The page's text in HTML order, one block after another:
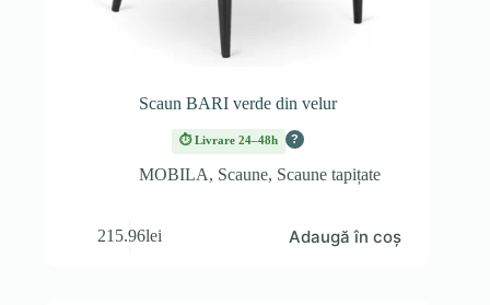
Scaun BARI verde din velur
⏱ Livrare 24–48h ?
MOBILA, Scaune, Scaune tapițate
215.96lei Adaugă în coș